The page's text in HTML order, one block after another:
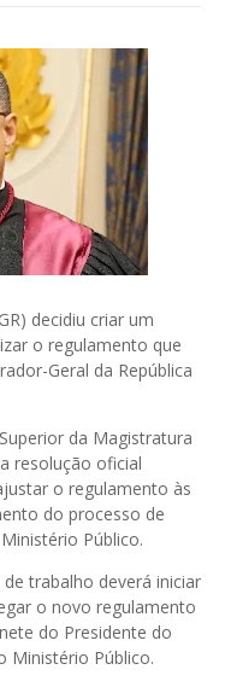
decidiu criar um
o regulamento que
Geral da República
da Magistratura
resolução oficial
o regulamento às
do processo de
Público.
trabalho deverá iniciar
o novo regulamento
do Presidente do
Ministério Público.